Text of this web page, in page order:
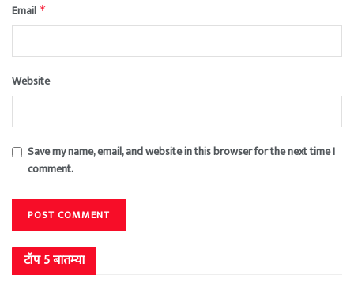
Email *
Website
Save my name, email, and website in this browser for the next time I
comment.
टॉप 5 बातम्या